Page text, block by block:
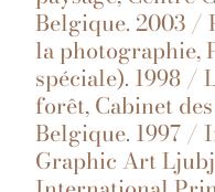
Belgique. 2003 /
la photographie,
spéciale). 1998 /
forêt, Cabinet
Belgique. 1997 /
Graphic Art